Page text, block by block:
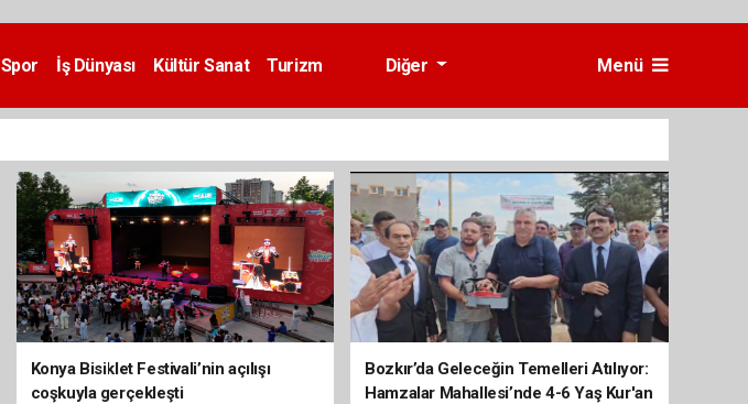
Spor İş Dünyası Kültür Sanat
Turizm
Diğer Menü
Konya Bisiklet Festivali’nin açılışı
coşkuyla gerçekleşti
Bozkır’da Geleceğin Temelleri Atılıyor:
Hamzalar Mahallesi’nde 4-6 Yaş Kur'an